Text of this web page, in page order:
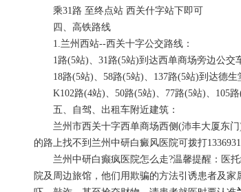
乘31路 至终点站 西关什字站下即可
四、高铁路线
1.兰州西站--西关十字公交路线：
1路(5站)、31路(5站)到达西单商场旁边公交
18路(5站)、58路(5站)、137路(5站)到达德生
K102路(4站)、50路(5站)、77路(5站)、105路
五、自驾、出租车附近建筑：
兰州市西关十字西单商场西侧(沛丰大厦东门
的路上找不到兰州中研白癜风医院可拨打
兰州中研白癫疯医院怎么走?温馨提醒：医托
院及周边旅馆，他们用欺骗的方法引诱患者及